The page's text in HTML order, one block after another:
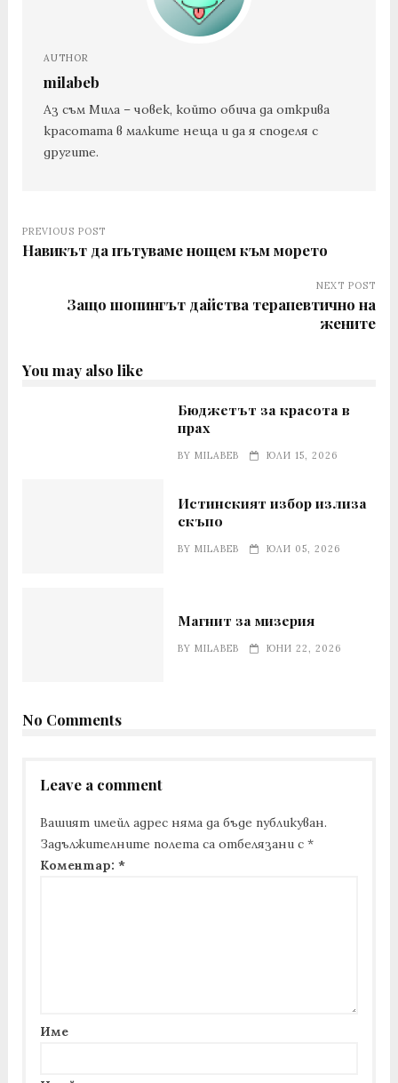
AUTHOR
milabeb
Аз съм Мила – човек, който обича да открива
красотата в малките неща и да я споделя с
другите.
PREVIOUS POST
Навикът да пътуваме нощем към морето
NEXT POST
Защо шопингът дайства терапевтично на
жените
You may also like
Бюджетът за красота в
прах
BYMILABEB ЮЛИ 15, 2026
Истинският избор излиза
скъпо
BYMILABEB ЮЛИ 05, 2026
Магнит за мизерия
BYMILABEB ЮНИ 22, 2026
No Comments
Leave a comment
Вашият имейл адрес няма да бъде публикуван.
Задължителните полета са отбелязани с *
Коментар: *
Име